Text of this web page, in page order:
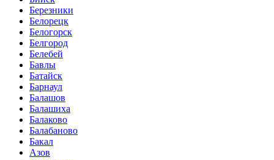
Березники
Белорецк
Белогорск
Белгород
Белебей
Бавлы
Батайск
Барнаул
Балашов
Балашиха
Балаково
Балабаново
Бакал
Азов